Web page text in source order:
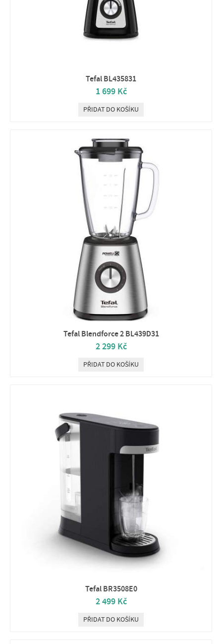
Tefal BL435831
1 699 Kč
PŘIDAT DO KOŠÍKU
Tefal Blendforce 2 BL439D31
2 299 Kč
PŘIDAT DO KOŠÍKU
Tefal BR3508E0
2 499 Kč
PŘIDAT DO KOŠÍKU